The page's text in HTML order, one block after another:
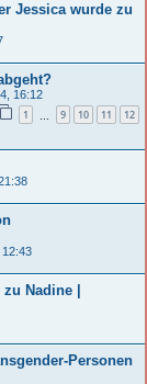
Jessica wurde zu
16:12
1 9 10 11 12
12:43
Nadine |
Personen